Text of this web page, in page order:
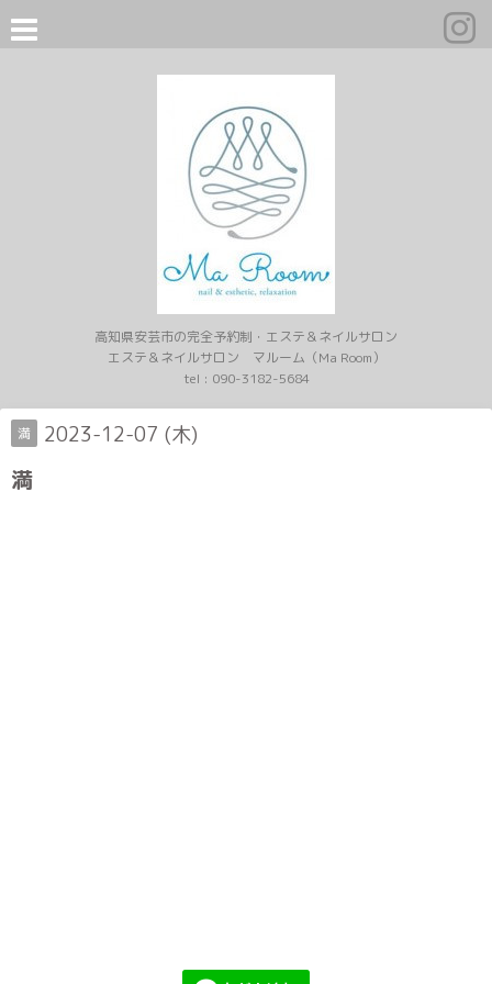
高知県安芸市の完全予約制・エステ＆ネイルサロン
エステ＆ネイルサロン マルーム（Ma Room）
tel : 090-3182-5684
満 2023-12-07 (木)
満